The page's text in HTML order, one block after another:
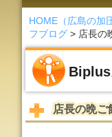
HOME（広島の加
フブログ > 店長の
Biplus
店長の晩ご